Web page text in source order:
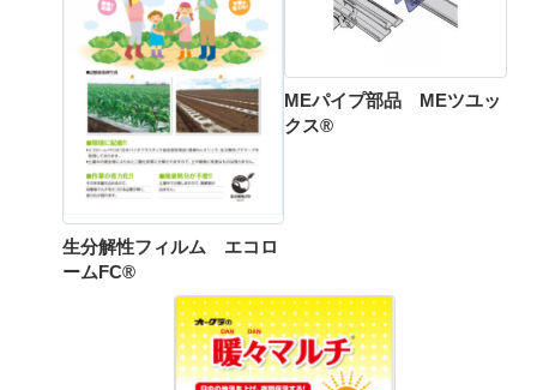
生分解性フィルム エコロ
ームFC®
MEパイプ部品 MEツユッ
クス®